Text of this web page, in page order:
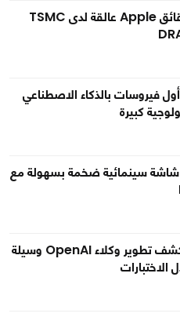
مليار دولار من رقائق Apple عالقة لدى TSMC
فيروسات بالذكاء الاصطناعي
كبيرة
شاشة سينمائية ضخمة بسهولة مع
تفاصيل مثيرة تكشف تطوير وكلاء OpenAI وسيلة